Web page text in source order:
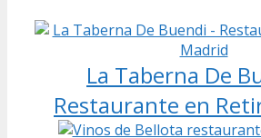
La Taberna De
Restaurante en